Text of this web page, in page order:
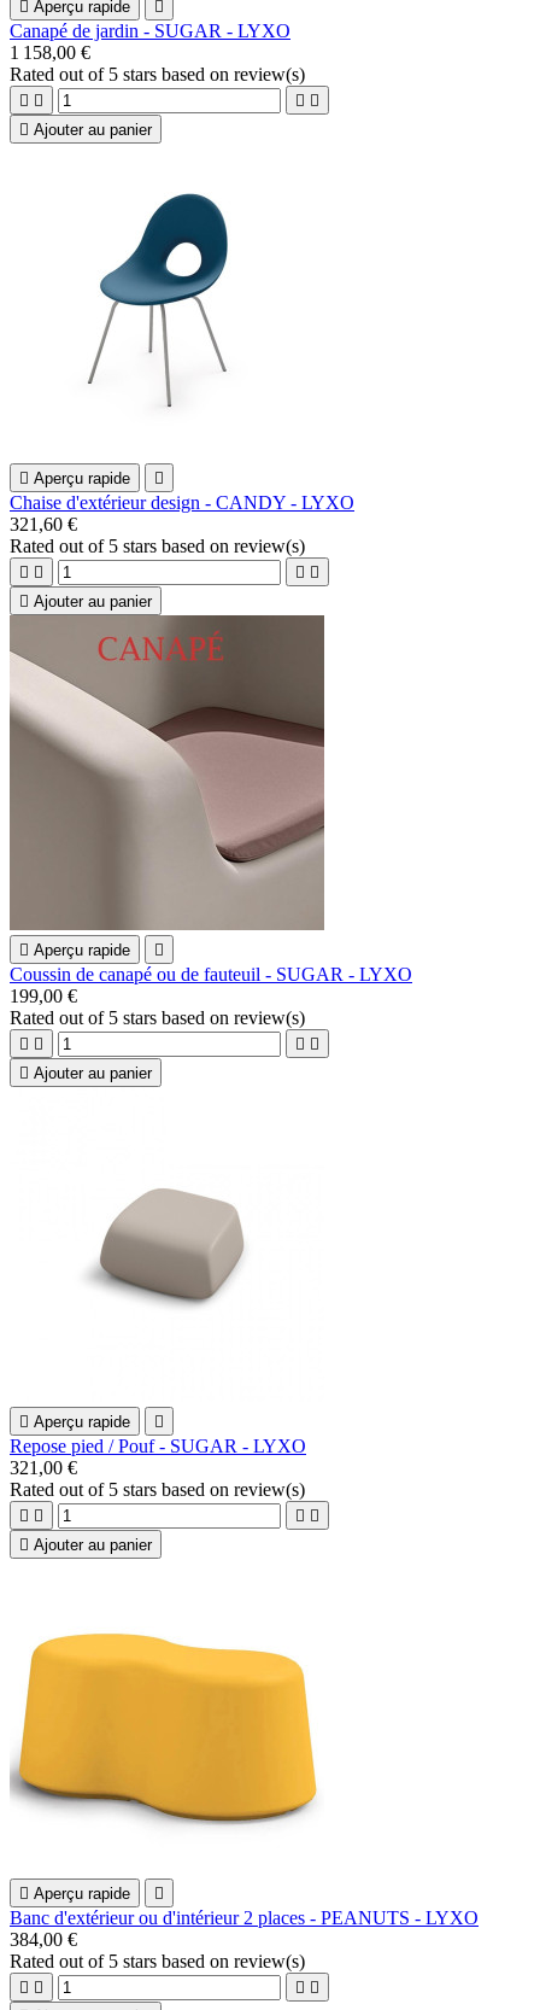
 Aperçu rapide 
Canapé de jardin - SUGAR - LYXO
1 158,00 €
Rated out of 5 stars based on review(s)
   
 Ajouter au panier
 Aperçu rapide 
Chaise d'extérieur design - CANDY - LYXO
321,60 €
Rated out of 5 stars based on review(s)
   
 Ajouter au panier
 Aperçu rapide 
Coussin de canapé ou de fauteuil - SUGAR - LYXO
199,00 €
Rated out of 5 stars based on review(s)
   
 Ajouter au panier
 Aperçu rapide 
Repose pied / Pouf - SUGAR - LYXO
321,00 €
Rated out of 5 stars based on review(s)
   
 Ajouter au panier
 Aperçu rapide 
Banc d'extérieur ou d'intérieur 2 places - PEANUTS - LYXO
384,00 €
Rated out of 5 stars based on review(s)
   